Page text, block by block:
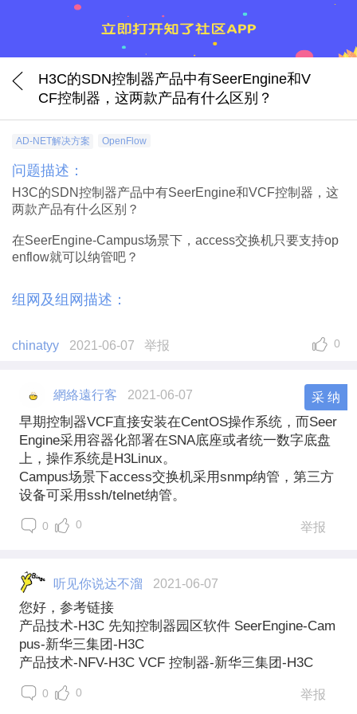
H3C的SDN控制器产品中有SeerEngine和V
CF控制器，这两款产品有什么区别？
AD-NET解决方案 OpenFlow
问题描述：
H3C的SDN控制器产品中有SeerEngine和VCF控制器，这
两款产品有什么区别？
在SeerEngine-Campus场景下，access交换机只要支持op
enflow就可以纳管吧？
组网及组网描述：
chinatyy 2021-06-07 举报 0
網絡遠行客 2021-06-07 采 纳
早期控制器VCF直接安装在CentOS操作系统，而Seer
Engine采用容器化部署在SNA底座或者统一数字底盘
上，操作系统是H3Linux。
Campus场景下access交换机采用snmp纳管，第三方
设备可采用ssh/telnet纳管。
0 0 举报
听见你说达不溜 2021-06-07
您好，参考链接
产品技术-H3C 先知控制器园区软件 SeerEngine-Cam
pus-新华三集团-H3C
产品技术-NFV-H3C VCF 控制器-新华三集团-H3C
0 0 举报